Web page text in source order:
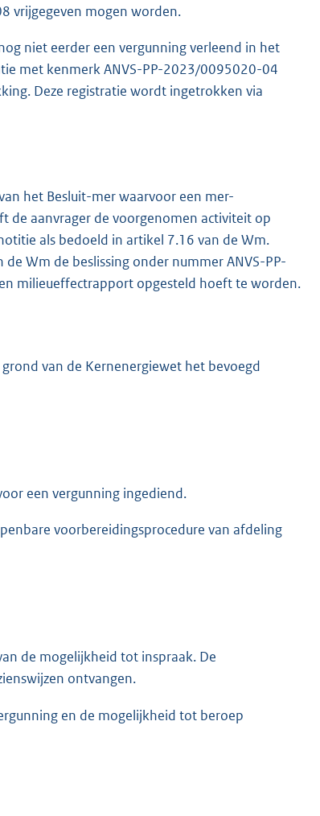
vrijgegeven mogen worden.
niet eerder een vergunning verleend in het
met kenmerk ANVS-PP-2023/0095020-04
Deze registratie wordt ingetrokken via
het Besluit-mer waarvoor een mer-
de aanvrager de voorgenomen activiteit op
als bedoeld in artikel 7.16 van de Wm.
Wm de beslissing onder nummer ANVS-PP-
milieueffectrapport opgesteld hoeft te worden.
van de Kernenergiewet het bevoegd
een vergunning ingediend.
voorbereidingsprocedure van afdeling
de mogelijkheid tot inspraak. De
ontvangen.
en de mogelijkheid tot beroep